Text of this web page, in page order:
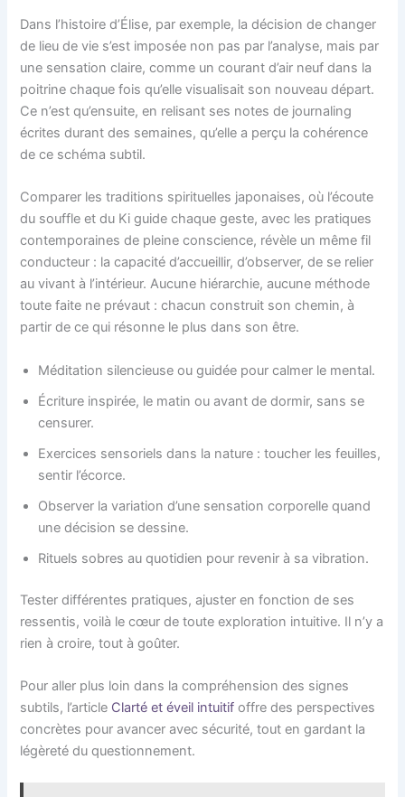
Dans l’histoire d’Élise, par exemple, la décision de changer
de lieu de vie s’est imposée non pas par l’analyse, mais par
une sensation claire, comme un courant d’air neuf dans la
poitrine chaque fois qu’elle visualisait son nouveau départ.
Ce n’est qu’ensuite, en relisant ses notes de journaling
écrites durant des semaines, qu’elle a perçu la cohérence
de ce schéma subtil.
Comparer les traditions spirituelles japonaises, où l’écoute
du souffle et du Ki guide chaque geste, avec les pratiques
contemporaines de pleine conscience, révèle un même fil
conducteur : la capacité d’accueillir, d’observer, de se relier
au vivant à l’intérieur. Aucune hiérarchie, aucune méthode
toute faite ne prévaut : chacun construit son chemin, à
partir de ce qui résonne le plus dans son être.
Méditation silencieuse ou guidée pour calmer le mental.
Écriture inspirée, le matin ou avant de dormir, sans se
censurer.
Exercices sensoriels dans la nature : toucher les feuilles,
sentir l’écorce.
Observer la variation d’une sensation corporelle quand
une décision se dessine.
Rituels sobres au quotidien pour revenir à sa vibration.
Tester différentes pratiques, ajuster en fonction de ses
ressentis, voilà le cœur de toute exploration intuitive. Il n’y a
rien à croire, tout à goûter.
Pour aller plus loin dans la compréhension des signes
subtils, l’article Clarté et éveil intuitif offre des perspectives
concrètes pour avancer avec sécurité, tout en gardant la
légèreté du questionnement.